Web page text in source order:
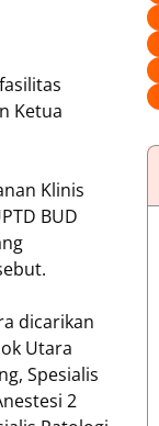
Ketua
Klinis
BUD
dicarikan
Utara
Spesialis
2